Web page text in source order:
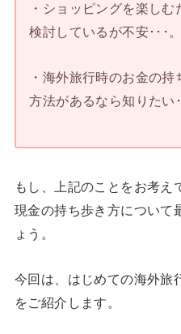
・ショッピングを楽し
検討しているが不安･･･。
・海外旅行時のお金の
方法があるなら知りたい･
もし、上記のことをお考え
現金の持ち歩き方について
ょう。
今回は、はじめての海外旅
をご紹介します。